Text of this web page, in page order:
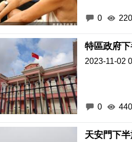
0
特區政府
2023-11-02
0
天安門下